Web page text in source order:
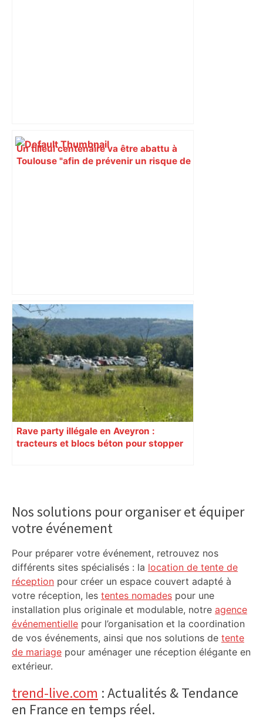
Un tilleul centenaire va être abattu à
Toulouse "afin de prévenir un risque de
Actus et critiques culturelles en France
et dans le monde – Télérama
Rave party illégale en Aveyron :
tracteurs et blocs béton pour stopper
Sidebar
Nos solutions pour organiser et équiper
votre événement
Pour préparer votre événement, retrouvez nos
différents sites spécialisés : la location de tente de
réception pour créer un espace couvert adapté à
votre réception, les tentes nomades pour une
installation plus originale et modulable, notre agence
événementielle pour l’organisation et la coordination
de vos événements, ainsi que nos solutions de tente
de mariage pour aménager une réception élégante en
extérieur.
trend-live.com : Actualités & Tendance
en France en temps réel.